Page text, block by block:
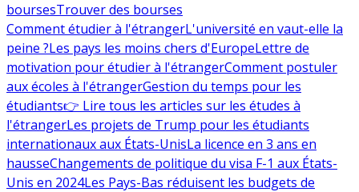
boursesTrouver des bourses
Comment étudier à l'étrangerL'université en vaut-elle la
peine ?Les pays les moins chers d'EuropeLettre de
motivation pour étudier à l'étrangerComment postuler
aux écoles à l'étrangerGestion du temps pour les
étudiants👉 Lire tous les articles sur les études à
l'étrangerLes projets de Trump pour les étudiants
internationaux aux États-UnisLa licence en 3 ans en
hausseChangements de politique du visa F-1 aux États-
Unis en 2024Les Pays-Bas réduisent les budgets de